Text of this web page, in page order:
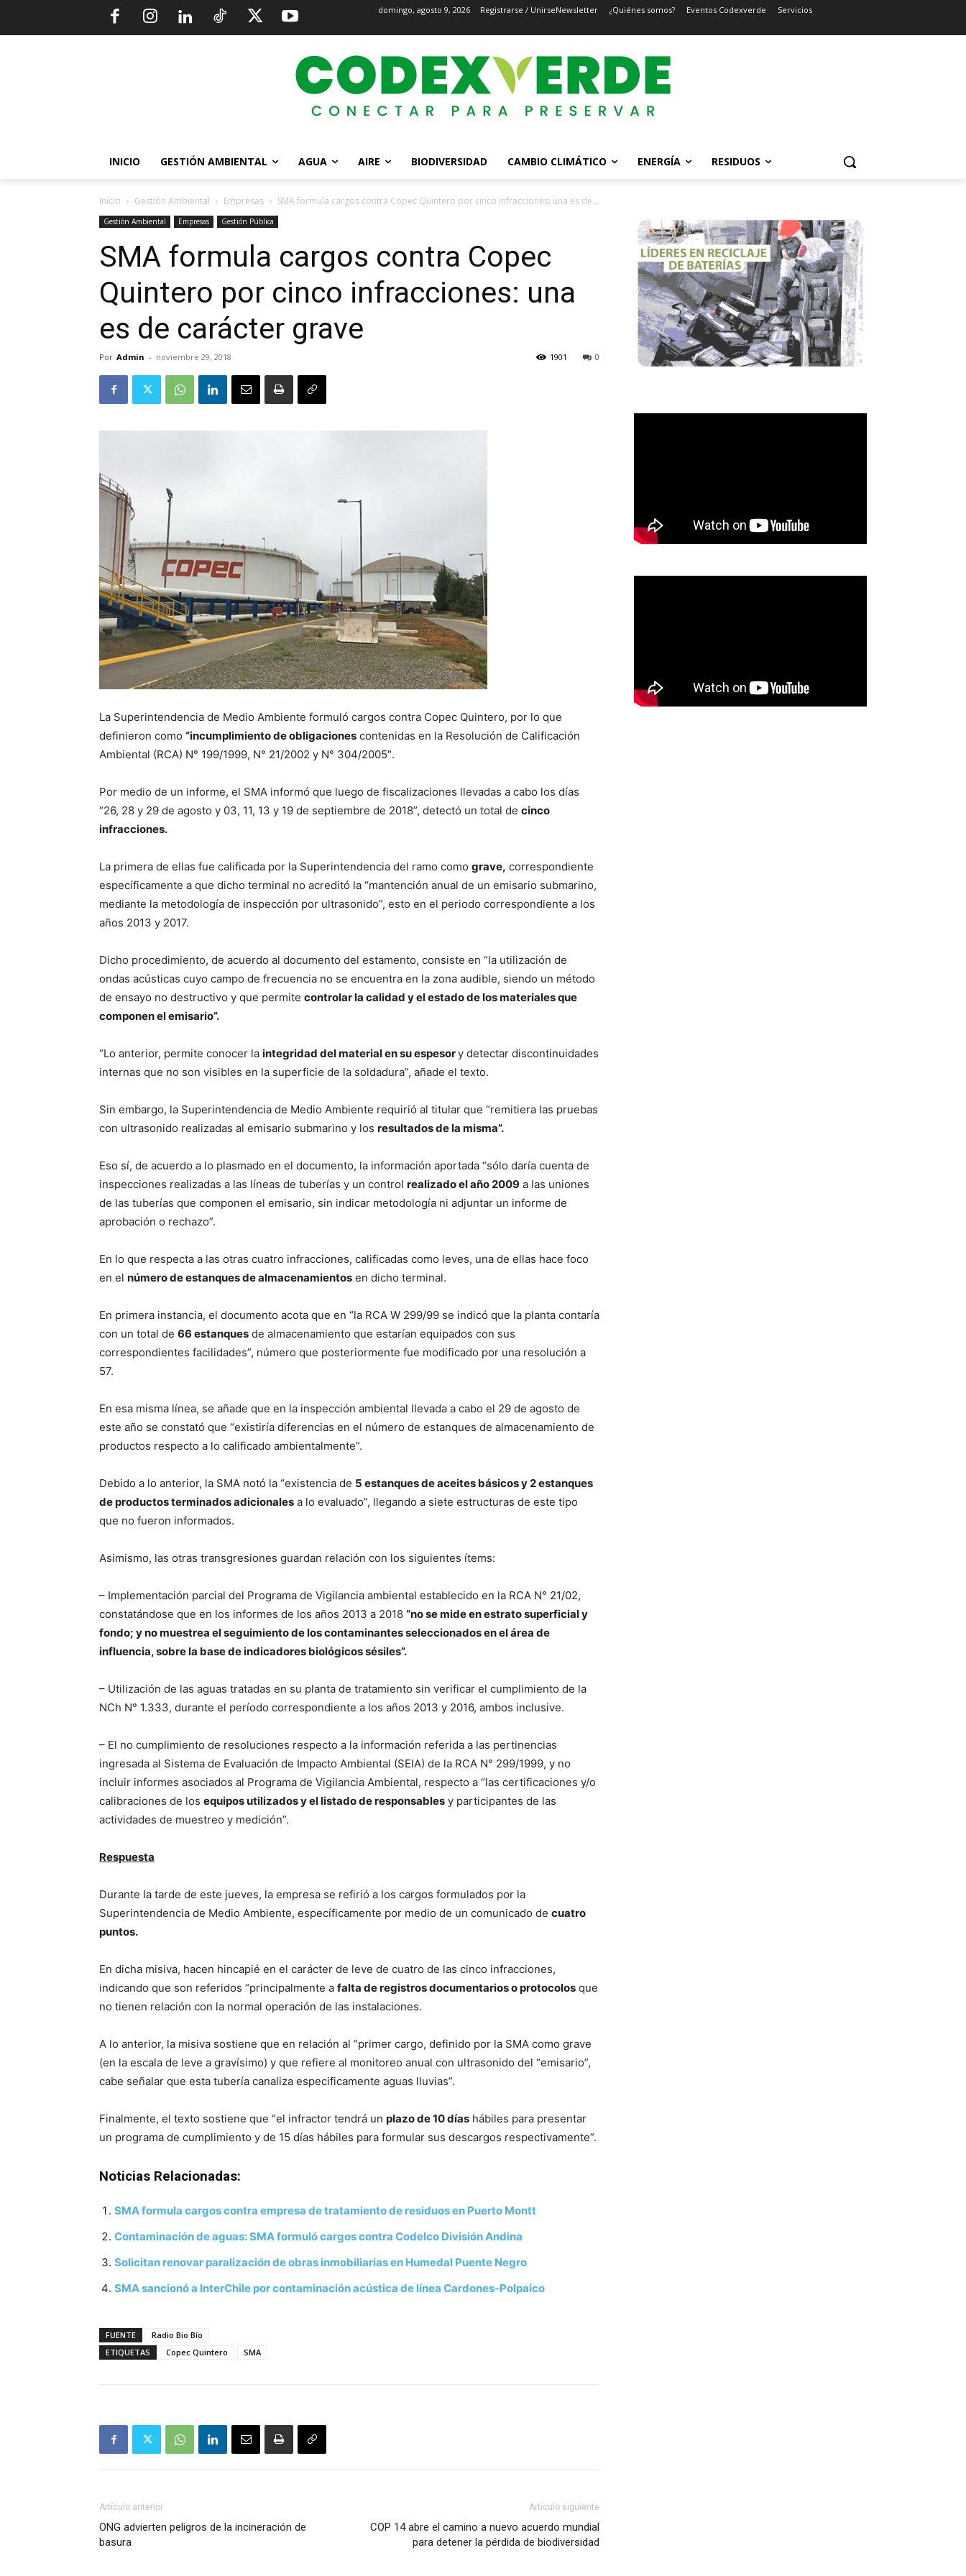
domingo, agosto 9, 2026 Registrarse / UnirseNewsletter ¿Quiénes somos? Eventos Codexverde Servicios
INICIO GESTIÓN AMBIENTAL AGUA AIRE BIODIVERSIDAD CAMBIO CLIMÁTICO ENERGÍA RESIDUOS
Inicio Gestión Ambiental Empresas SMA formula cargos contra Copec Quintero por cinco infracciones: una es de...
Gestión Ambiental Empresas Gestión Pública
SMA formula cargos contra Copec
Quintero por cinco infracciones: una
es de carácter grave
Por Admin - noviembre 29, 2018 0
1901
La Superintendencia de Medio Ambiente formuló cargos contra Copec Quintero, por lo que
definieron como “incumplimiento de obligaciones contenidas en la Resolución de Calificación
Ambiental (RCA) N° 199/1999, N° 21/2002 y N° 304/2005″.
Por medio de un informe, el SMA informó que luego de fiscalizaciones llevadas a cabo los días
“26, 28 y 29 de agosto y 03, 11, 13 y 19 de septiembre de 2018”, detectó un total de cinco
infracciones.
La primera de ellas fue calificada por la Superintendencia del ramo como grave, correspondiente
específicamente a que dicho terminal no acreditó la “mantención anual de un emisario submarino,
mediante la metodología de inspección por ultrasonido”, esto en el periodo correspondiente a los
años 2013 y 2017.
Dicho procedimiento, de acuerdo al documento del estamento, consiste en “la utilización de
ondas acústicas cuyo campo de frecuencia no se encuentra en la zona audible, siendo un método
de ensayo no destructivo y que permite controlar la calidad y el estado de los materiales que
componen el emisario”.
“Lo anterior, permite conocer la integridad del material en su espesory detectar discontinuidades
internas que no son visibles en la superficie de la soldadura”, añade el texto.
Sin embargo, la Superintendencia de Medio Ambiente requirió al titular que “remitiera las pruebas
con ultrasonido realizadas al emisario submarino y los resultados de la misma”.
Eso sí, de acuerdo a lo plasmado en el documento, la información aportada “sólo daría cuenta de
inspecciones realizadas a las líneas de tuberías y un control realizado el año 2009 a las uniones
de las tuberías que componen el emisario, sin indicar metodología ni adjuntar un informe de
aprobación o rechazo”.
En lo que respecta a las otras cuatro infracciones, calificadas como leves, una de ellas hace foco
en el número de estanques de almacenamientos en dicho terminal.
En primera instancia, el documento acota que en “la RCA W 299/99 se indicó que la planta contaría
con un total de 66 estanques de almacenamiento que estarían equipados con sus
correspondientes facilidades”, número que posteriormente fue modificado por una resolución a
57.
En esa misma línea, se añade que en la inspección ambiental llevada a cabo el 29 de agosto de
este año se constató que “existiría diferencias en el número de estanques de almacenamiento de
productos respecto a lo calificado ambientalmente”.
Debido a lo anterior, la SMA notó la “existencia de 5 estanques de aceites básicos y 2 estanques
de productos terminados adicionales a lo evaluado”, llegando a siete estructuras de este tipo
que no fueron informados.
Asimismo, las otras transgresiones guardan relación con los siguientes ítems:
– Implementación parcial del Programa de Vigilancia ambiental establecido en la RCA N° 21/02,
constatándose que en los informes de los años 2013 a 2018 “no se mide en estrato superficial y
fondo; y no muestrea el seguimiento de los contaminantes seleccionados en el área de
influencia, sobre la base de indicadores biológicos sésiles”.
– Utilización de las aguas tratadas en su planta de tratamiento sin verificar el cumplimiento de la
NCh N° 1.333, durante el período correspondiente a los años 2013 y 2016, ambos inclusive.
– El no cumplimiento de resoluciones respecto a la información referida a las pertinencias
ingresada al Sistema de Evaluación de Impacto Ambiental (SEIA) de la RCA N° 299/1999, y no
incluir informes asociados al Programa de Vigilancia Ambiental, respecto a “las certificaciones y/o
calibraciones de los equipos utilizados y el listado de responsables y participantes de las
actividades de muestreo y medición”.
Respuesta
Durante la tarde de este jueves, la empresa se refirió a los cargos formulados por la
Superintendencia de Medio Ambiente, específicamente por medio de un comunicado de cuatro
puntos.
En dicha misiva, hacen hincapié en el carácter de leve de cuatro de las cinco infracciones,
indicando que son referidos “principalmente a falta de registros documentarios o protocolos que
no tienen relación con la normal operación de las instalaciones.
A lo anterior, la misiva sostiene que en relación al “primer cargo, definido por la SMA como grave
(en la escala de leve a gravísimo) y que refiere al monitoreo anual con ultrasonido del “emisario”,
cabe señalar que esta tubería canaliza especificamente aguas lluvias”.
Finalmente, el texto sostiene que “el infractor tendrá un plazo de 10 días hábiles para presentar
un programa de cumplimiento y de 15 días hábiles para formular sus descargos respectivamente”.
Noticias Relacionadas:
SMA formula cargos contra empresa de tratamiento de residuos en Puerto Montt
Contaminación de aguas: SMA formuló cargos contra Codelco División Andina
Solicitan renovar paralización de obras inmobiliarias en Humedal Puente Negro
SMA sancionó a InterChile por contaminación acústica de línea Cardones-Polpaico
FUENTE
Radio Bio Bío
ETIQUETAS
Copec Quintero SMA
Artículo anterior
ONG advierten peligros de la incineración de
basura
Artículo siguiente
COP 14 abre el camino a nuevo acuerdo mundial
para detener la pérdida de biodiversidad